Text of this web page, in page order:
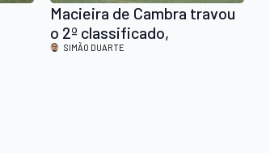
Macieira de Cambra travou
o 2º classificado,
Valecambrense somou a 3ª
SIMÃO DUARTE